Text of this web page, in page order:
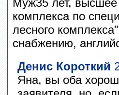
Муж35 лет, высшее
комплекса по
лесного
снабжению,
Денис Короткий
Яна, вы оба